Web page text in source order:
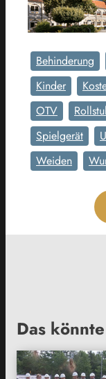
Behinderung
Kinder
OTV
Spielgerät
Weiden
Das